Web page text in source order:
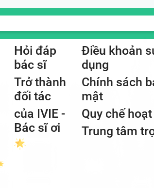
Hỏi đáp
bác sĩ
Trở thành
đối tác
của IVIE -
Bác sĩ ơi
Điều khoản
dụng
Chính sách
mật
Quy chế
Trung tâm